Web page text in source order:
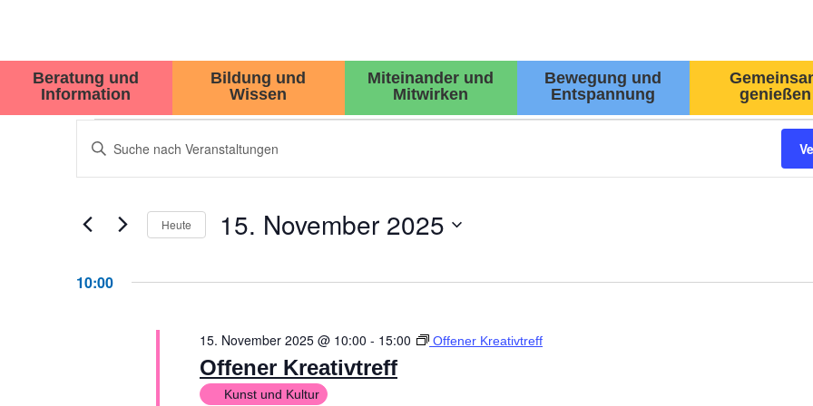
Beratung und
Information
Bildung und
Wissen
Miteinander und
Mitwirken
Bewegung und
Entspannung
genießen
VERANSTALTUNGEN
SUCHE
ANSICHTEN,
NAVIGATION
Bitte
Schlüsselwort
Veranstaltungen
Schlüsselwort.
Heute 15. November 2025
10:00
Offener Kreativtreff
15. November 2025 @ 10:00 - 15:00 Offener Kreativtreff
Kunst und Kultur